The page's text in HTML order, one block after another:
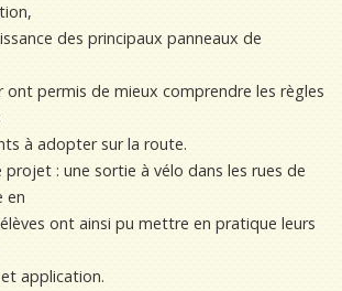
des principaux panneaux de
ont permis de mieux comprendre les règles
à adopter sur la route.
projet : une sortie à vélo dans les rues de
en
ont ainsi pu mettre en pratique leurs
application.